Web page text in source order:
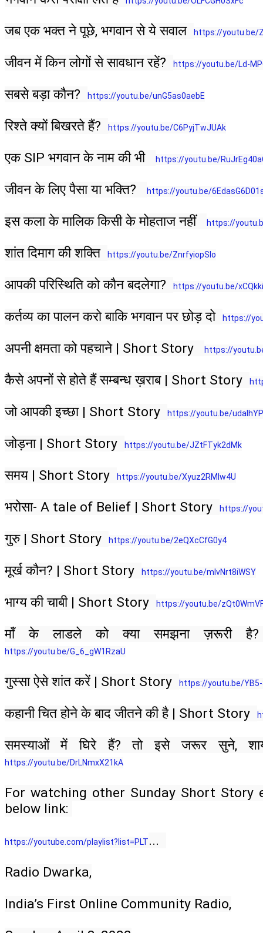
जब एक भक्त ने पूछे, भगवान से ये सवाल https://youtu.be/
जीवन में किन लोगों से सावधान रहें? https://youtu.be/Ld-
सबसे बड़ा कौन? https://youtu.be/unG5as0aebE
रिश्ते क्यों बिखरते हैं? https://youtu.be/C6PyjTwJUAk
एक SIP भगवान के नाम की भी https://youtu.be/
जीवन के लिए पैसा या भक्ति? https://youtu.be/
इस कला के मालिक किसी के मोहताज नहीं https://
शांत दिमाग की शक्ति https://youtu.be/ZnrfyiopSlo
आपकी परिस्थिति को कौन बदलेगा? https://youtu.be/
कर्तव्य का पालन करो बाकि भगवान पर छोड़ दो https://
अपनी क्षमता को पहचाने | Short Story https://
कैसे अपनों से होते हैं सम्बन्ध ख़राब | Short Story
जो आपकी इच्छा | Short Story https://youtu.be/
जोड़ना | Short Story https://youtu.be/JZtFTyk2dMk​​
समय | Short Story https://youtu.be/Xyuz2RMlw4U​​
भरोसा- A tale of Belief | Short Story https://
गुरु | Short Story https://youtu.be/2eQXcCfG0y4​​
मूर्ख कौन? | Short Story https://youtu.be/mlvNrt8iWSY​​
भाग्य की चाबी | Short Story https://youtu.be/
माँ के लाडले को क्या समझना ज़रूरी
https://youtu.be/G_6_gW1RzaU​​
गुस्सा ऐसे शांत करें | Short Story https://youtu.be/YB5-
कहानी चित होने के बाद जीतने की है | Short Story
समस्याओं में घिरे हैं? तो इसे जरूर सुने,
https://youtu.be/DrLNmxX21kA​​
For watching other Sunday Short Story
below link:
https://youtube.com/playlist?list=PLT...
Radio Dwarka,
India’s First Online Community Radio,